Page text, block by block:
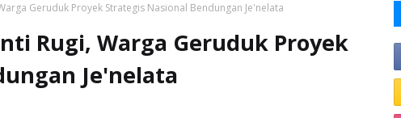
Geruduk Proyek Strategis Nasional Bendungan Je'nelata
Rugi, Warga Geruduk Proyek
Je'nelata